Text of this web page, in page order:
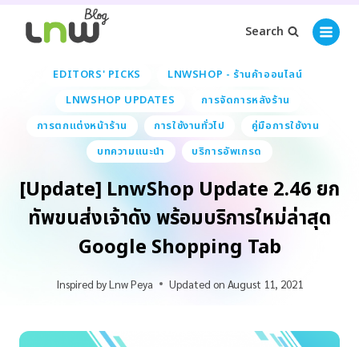
Search
EDITORS' PICKS
LNWSHOP - ร้านค้าออนไลน์
LNWSHOP UPDATES
การจัดการหลังร้าน
การตกแต่งหน้าร้าน
การใช้งานทั่วไป
คู่มือการใช้งาน
บทความแนะนำ
บริการอัพเกรด
[Update] LnwShop Update 2.46 ยก
ทัพขนส่งเจ้าดัง พร้อมบริการใหม่ล่าสุด
Google Shopping Tab
Inspired byLnw Peya Updated on August 11, 2021